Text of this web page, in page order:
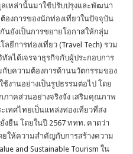
เหล่านั้นมาใช้ปรับปรุงและพัฒนา
องการของนักท่องเที่ยวในปัจจุบัน
ยังเป็นการขยายโอกาสให้กลุ่ม
ยีการท่องเที่ยว (Travel Tech) รวม
ลได้เจรจาธุรกิจกับผู้ประกอบการ
กับความต้องการด้านนวัตกรรมของ
ช้งานอย่างเป็นรูปธรรมต่อไป โดย
าคส่วนอย่างจริงจัง เสริมคุณภาพ
ทศไทยเป็นแหล่งท่องเที่ยวที่ส่ง
ยืน โดยในปี 2567 ททท. คาดว่า
ให้ความสำคัญกับการสร้างความ
and Sustainable Tourism ใน